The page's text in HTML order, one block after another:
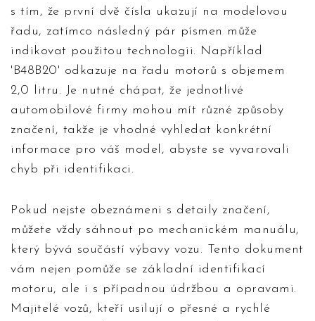
s tím, že první dvě čísla ukazují na modelovou
řadu, zatímco následný pár písmen může
indikovat použitou technologii. Například
'B48B20' odkazuje na řadu motorů s objemem
2,0 litru. Je nutné chápat, že jednotlivé
automobilové firmy mohou mít různé způsoby
značení, takže je vhodné vyhledat konkrétní
informace pro váš model, abyste se vyvarovali
chyb při identifikaci.
Pokud nejste obeznámeni s detaily značení,
můžete vždy sáhnout po mechanickém manuálu,
který bývá součástí výbavy vozu. Tento dokument
vám nejen pomůže se základní identifikací
motoru, ale i s případnou údržbou a opravami.
Majitelé vozů, kteří usilují o přesné a rychlé